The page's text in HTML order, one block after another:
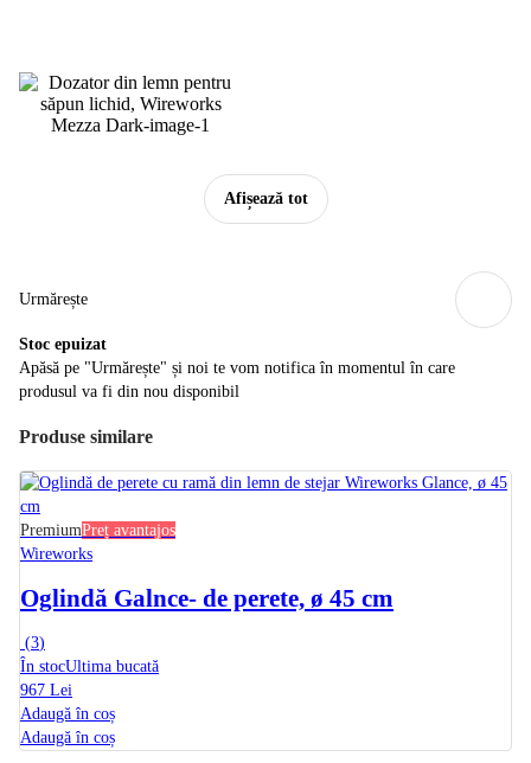
Afișează tot
Urmărește
Stoc epuizat
Apăsă pe "Urmărește" și noi te vom notifica în momentul în care
produsul va fi din nou disponibil
Produse similare
PremiumPreț avantajos
Wireworks
Oglindă Galnce- de perete, ø 45 cm
(3)
În stocUltima bucată
967 Lei
Adaugă în coș
Adaugă în coș